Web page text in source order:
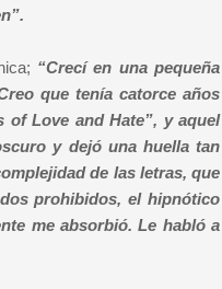
“Crecí en una pequeña
que tenía catorce años
of Love and Hate”, y aquel
y dejó una huella tan
de las letras, que
prohibidos, el hipnótico
me absorbió. Le habló a